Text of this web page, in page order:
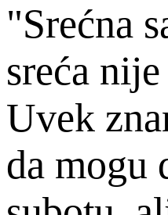
"Srećna
sreća
Uvek
da mogu